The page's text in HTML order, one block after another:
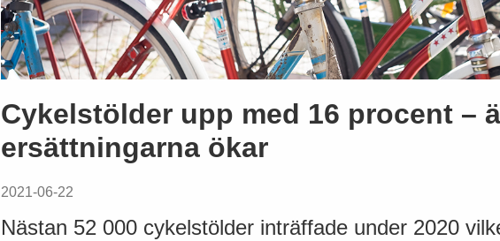
Cykelstölder upp med 16 procent –
ersättningarna ökar
2021-06-22
Nästan 52 000 cykelstölder inträffade under 2020